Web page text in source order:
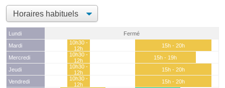
Lundi
Fermé
Mardi
10h30 -
12h
15h - 20h
Mercredi
10h30 -
12h
15h - 19h
Jeudi
10h30 -
12h
15h - 20h
Vendredi
10h30 -
12h
15h - 20h